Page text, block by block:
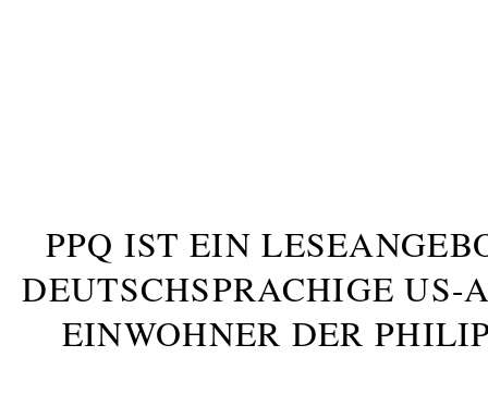
PPQ IST EIN
DEUTSCHSPRACHIGE US-
INWOHNER DER